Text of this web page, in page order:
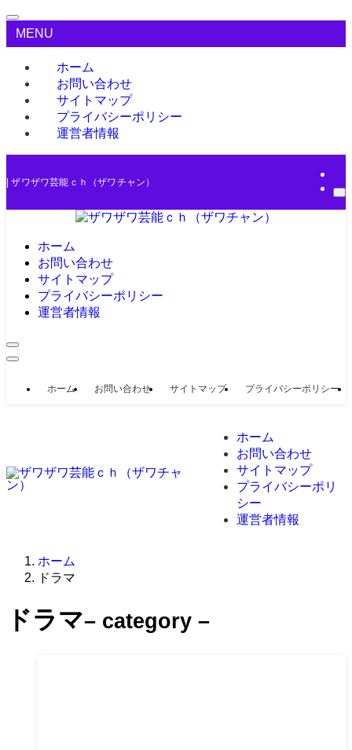
MENU
ホーム
お問い合わせ
サイトマップ
プライバシーポリシー
運営者情報
| ザワザワ芸能ｃｈ（ザワチャン）
ホーム
お問い合わせ
サイトマップ
プライバシーポリシー
運営者情報
ホーム お問い合わせ サイトマップ プライバシーポリシー
ホーム
お問い合わせ
サイトマップ
プライバシーポリ
シー
運営者情報
ホーム
ドラマ
ドラマ– category –